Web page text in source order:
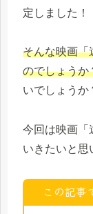
定しました！
そんな映画「
のでしょうか
いでしょうか
今回は映画「
いきたいと思
この記事